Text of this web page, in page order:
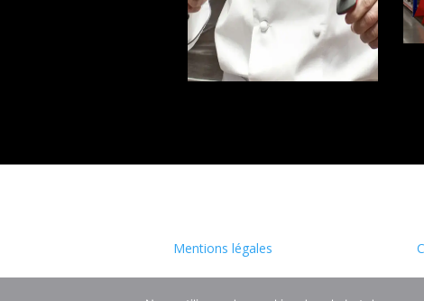
Mentions légales